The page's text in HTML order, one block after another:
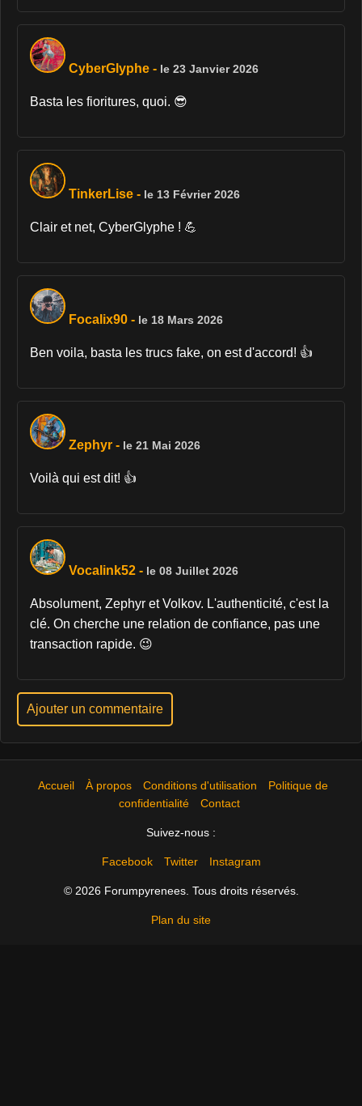
CyberGlyphe - le 23 Janvier 2026
Basta les fioritures, quoi. 😎
TinkerLise - le 13 Février 2026
Clair et net, CyberGlyphe ! 💪
Focalix90 - le 18 Mars 2026
Ben voila, basta les trucs fake, on est d'accord! 👍
Zephyr - le 21 Mai 2026
Voilà qui est dit! 👍
Vocalink52 - le 08 Juillet 2026
Absolument, Zephyr et Volkov. L'authenticité, c'est la
clé. On cherche une relation de confiance, pas une
transaction rapide. 😉
Ajouter un commentaire
Accueil À propos Conditions d'utilisation
Politique de
confidentialité
Contact
Suivez-nous :
Facebook Twitter Instagram
© 2026 Forumpyrenees. Tous droits réservés.
Plan du site